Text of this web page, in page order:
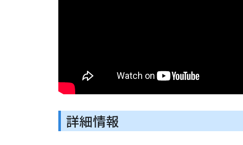
詳細情報